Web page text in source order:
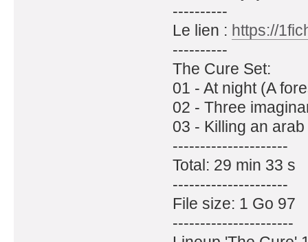
----------
Le lien : https://
----------
The Cure Set:
01 - At night (A
02 - Three
03 - Killing an arab
---------------------
Total: 29 min 33 s
---------------------
File size: 1 Go 97
----------------------